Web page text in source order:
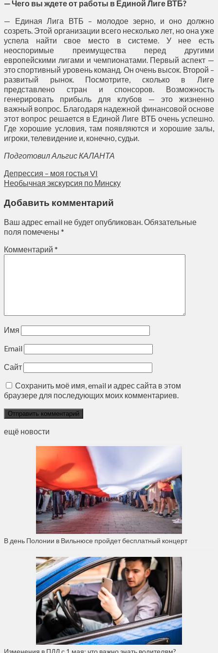
— Чего вы ждете от работы в Единой Лиге ВТБ?
— Единая Лига ВТБ – молодое зерно, и оно должно
созреть. Этой организации всего несколько лет, но она уже
успела найти свое место в системе. У нее есть
неоспоримые преимущества перед другими
европейскими лигами и чемпионатами. Первый аспект —
это спортивный уровень команд. Он очень высок. Второй –
развитый рынок. Посмотрите, сколько в Лиге
представлено стран и спонсоров. Возможность
генерировать прибыль для клубов — это жизненно
важный вопрос. Благодаря надежной финансовой основе
этот вопрос решается в Единой Лиге ВТБ очень успешно.
Где хорошие условия, там появляются и хорошие залы,
игроки, телевидение и, конечно, судьи.
Подготовил Альгис КАЛАНТА
Депрессия – моя гостья VI
Необычная экскурсия по Минску
Добавить комментарий
Ваш адрес email не будет опубликован.Обязательные
поля помечены *
Комментарий *
Имя
Email
Сайт
Сохранить моё имя, email и адрес сайта в этом
браузере для последующих моих комментариев.
ещё новости
В день Полонии в Вильнюсе пройдет бесплатный концерт